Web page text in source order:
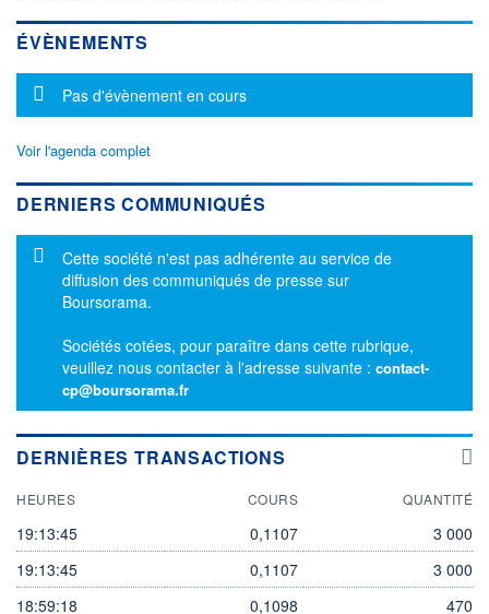
ÉVÈNEMENTS
Message d'information
Pas d'évènement en cours
Voir l'agenda complet
DERNIERS COMMUNIQUÉS
Message d'information
Cette société n'est pas adhérente au service de
diffusion des communiqués de presse sur
Boursorama.
Sociétés cotées, pour paraître dans cette rubrique,
veuillez nous contacter à l'adresse suivante : contact-
cp@boursorama.fr
DERNIÈRES TRANSACTIONS
HEURES COURS QUANTITÉ
19:13:45 0,1107
3 000
19:13:45
0,1107
3 000
18:59:18
0,1098 470